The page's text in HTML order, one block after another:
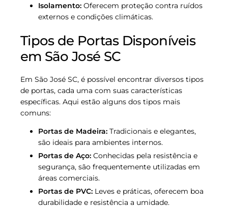
Isolamento: Oferecem proteção contra ruídos
externos e condições climáticas.
Tipos de Portas Disponíveis
em São José SC
Em São José SC, é possível encontrar diversos tipos
de portas, cada uma com suas características
específicas. Aqui estão alguns dos tipos mais
comuns:
Portas de Madeira: Tradicionais e elegantes,
são ideais para ambientes internos.
Portas de Aço: Conhecidas pela resistência e
segurança, são frequentemente utilizadas em
áreas comerciais.
Portas de PVC: Leves e práticas, oferecem boa
durabilidade e resistência a umidade.